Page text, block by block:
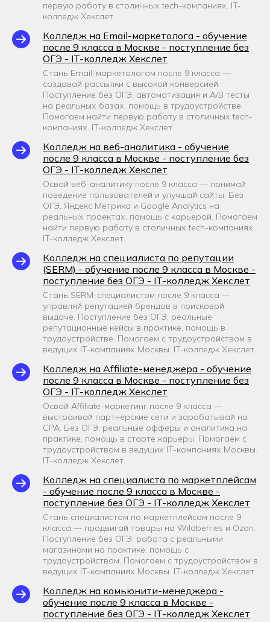
первую работу в столичных tech-компаниях. IT-
колледж Хекслет.
Колледж на Email-маркетолога - обучение
после 9 класса в Москве - поступление без
ОГЭ - IT-колледж Хекслет
Стань Email-маркетологом после 9 класса —
создавай рассылки с высокой конверсией.
Поступление без ОГЭ, автоматизация и A/B тесты
на реальных базах, помощь в трудоустройстве.
Помогаем найти первую работу в столичных tech-
компаниях. IT-колледж Хекслет.
Колледж на веб-аналитика - обучение
после 9 класса в Москве - поступление без
ОГЭ - IT-колледж Хекслет
Освой веб-аналитику после 9 класса — понимай
поведение пользователей и улучшай сайты. Без
ОГЭ, Яндекс Метрика и Google Analytics на
реальных проектах, помощь с карьерой. Помогаем
найти первую работу в столичных tech-компаниях.
IT-колледж Хекслет.
Колледж на специалиста по репутации
(SERM) - обучение после 9 класса в Москве -
поступление без ОГЭ - IT-колледж Хекслет
Стань SERM-специалистом после 9 класса —
управляй репутацией брендов в поисковой
выдаче. Поступление без ОГЭ, реальные
репутационные кейсы в практике, помощь в
трудоустройстве. Помогаем с трудоустройством в
ведущих IT-компаниях Москвы. IT-колледж Хекслет.
Колледж на Affiliate-менеджера - обучение
после 9 класса в Москве - поступление без
ОГЭ - IT-колледж Хекслет
Освой Affiliate-маркетинг после 9 класса —
выстраивай партнёрские сети и зарабатывай на
CPA. Без ОГЭ, реальные офферы и аналитика на
практике, помощь в старте карьеры. Помогаем с
трудоустройством в ведущих IT-компаниях Москвы.
IT-колледж Хекслет.
Колледж на специалиста по маркетплейсам
- обучение после 9 класса в Москве -
поступление без ОГЭ - IT-колледж Хекслет
Стань специалистом по маркетплейсам после 9
класса — продвигай товары на Wildberries и Ozon.
Поступление без ОГЭ, работа с реальными
магазинами на практике, помощь с
трудоустройством. Помогаем с трудоустройством в
ведущих IT-компаниях Москвы. IT-колледж Хекслет.
Колледж на комьюнити-менеджера -
обучение после 9 класса в Москве -
поступление без ОГЭ - IT-колледж Хекслет